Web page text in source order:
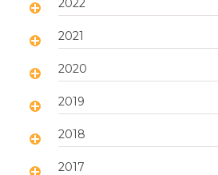
2022
2021
2020
2019
2018
2017